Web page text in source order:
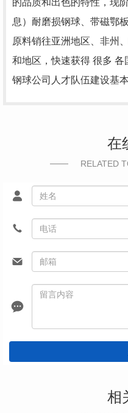
的品质和出色的特性，现
息）耐磨损钢球、带磁鄂
原料销往亚洲地区、非州
和地区，快速获得 很多 各
钢球公司人才队伍建设基
在
RELATED
相